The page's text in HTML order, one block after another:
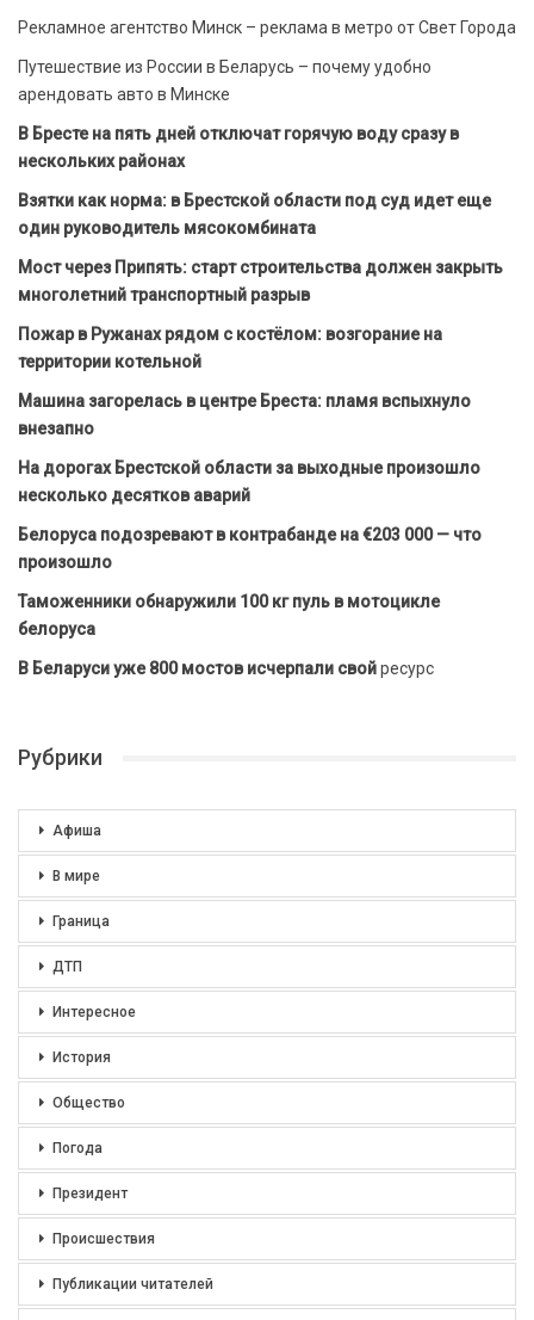
Рекламное агентство Минск – реклама в метро от Свет Города
Путешествие из России в Беларусь – почему удобно
арендовать авто в Минске
В Бресте на пять дней отключат горячую воду сразу в
нескольких районах
Взятки как норма: в Брестской области под суд идет еще
один руководитель мясокомбината
Мост через Припять: старт строительства должен закрыть
многолетний транспортный разрыв
Пожар в Ружанах рядом с костёлом: возгорание на
территории котельной
Машина загорелась в центре Бреста: пламя вспыхнуло
внезапно
На дорогах Брестской области за выходные произошло
несколько десятков аварий
Белоруса подозревают в контрабанде на €203 000 — что
произошло
Таможенники обнаружили 100 кг пуль в мотоцикле
белоруса
В Беларуси уже 800 мостов исчерпали свойресурс
Рубрики
Афиша
В мире
Граница
ДТП
Интересное
История
Общество
Погода
Президент
Происшествия
Публикации читателей